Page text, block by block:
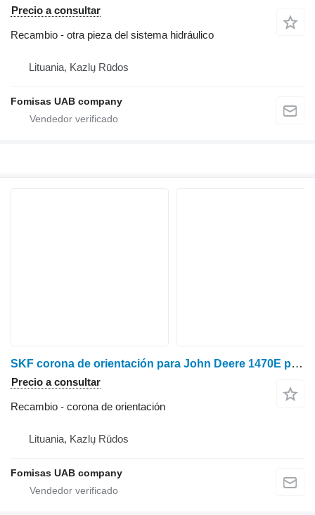
Precio a consultar
Recambio - otra pieza del sistema hidráulico
Lituania, Kazlų Rūdos
Fomisas UAB company
SKF corona de orientación para John Deere 1470E procesadora forestal
Precio a consultar
Recambio - corona de orientación
Lituania, Kazlų Rūdos
Fomisas UAB company